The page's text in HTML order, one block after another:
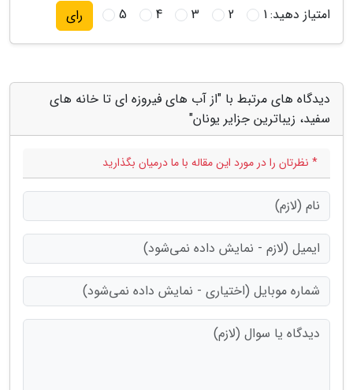
امتیاز دهید:1
2
3
4
5 رای
دیدگاه های مرتبط با "از آب های فیروزه ای تا خانه های
سفید، زیباترین جزایر یونان"
* نظرتان را در مورد این مقاله با ما درمیان بگذارید